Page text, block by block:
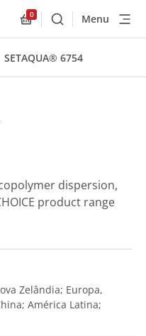
0
BuscarMenu
SETAQUA® 6754
dispersion,
product range
Zelândia; Europa,
América Latina;